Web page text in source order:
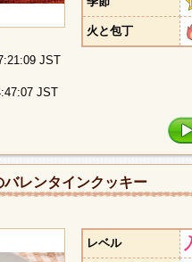
JST
JST
火と包丁
バレンタインクッキー
レベル